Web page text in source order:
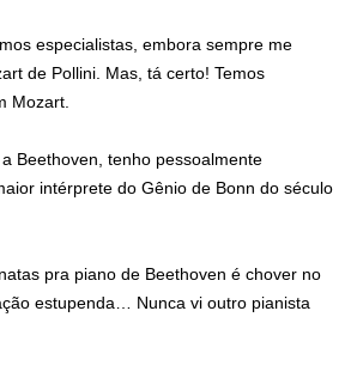
especialistas, embora sempre me
de Pollini. Mas, tá certo! Temos
Mozart.
Beethoven, tenho pessoalmente
intérprete do Gênio de Bonn do século
pra piano de Beethoven é chover no
estupenda… Nunca vi outro pianista